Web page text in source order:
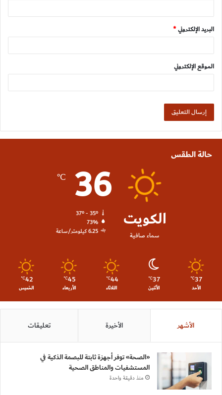
البريد الإلكتروني*
الموقع الإلكتروني
حالة الطقس
الكويت
سماء صافية
36
℃
37º - 35º
73%
6.25 كيلومتر/ساعة
37
℃
الأحد
37
℃
الأثنين
44
℃
الثلاثاء
45
℃
الأربعاء
42
℃
الخميس
الأشهر الأخيرة تعليقات
«الصحة» توفر أجهزة ثابتة للبصمة الذكية في
المستشفيات والمناطق الصحية
منذ دقيقة واحدة